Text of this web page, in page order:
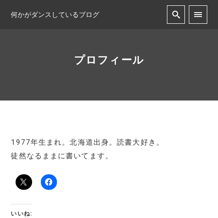
何かがダンスしているブログ
プロフィール
1977年生まれ。北海道出身。読書大好き。
徒然なるままに書いてます。
いいね: